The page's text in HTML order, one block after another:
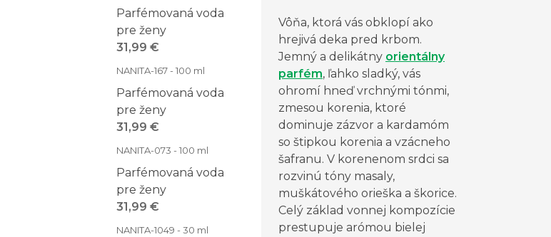
Parfémovaná voda
pre ženy
31,99 €
NANITA-167 - 100 ml
Parfémovaná voda
pre ženy
31,99 €
NANITA-073 - 100 ml
Parfémovaná voda
pre ženy
31,99 €
NANITA-1049 - 30 ml
Vôňa, ktorá vás obklopí ako
hrejivá deka pred krbom.
Jemný a delikátny orientálny
parfém, ľahko sladký, vás
ohromí hneď vrchnými tónmi,
zmesou korenia, ktoré
dominuje zázvor a kardamóm
so štipkou korenia a vzácneho
šafranu. V korenenom srdci sa
rozvinú tóny masaly,
muškátového orieška a škorice.
Celý základ vonnej kompozície
prestupuje arómou bielej